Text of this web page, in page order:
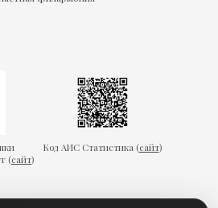
(сайт)
Код АИС Статистика (сайт)